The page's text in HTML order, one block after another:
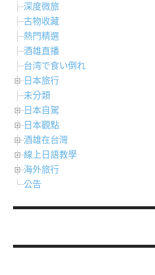
深度微旅
古物收藏
熱門精選
酒雄直播
台湾で食い倒れ
日本旅行
未分類
日本自駕
日本觀點
酒雄在台灣
線上日語教學
海外旅行
公告